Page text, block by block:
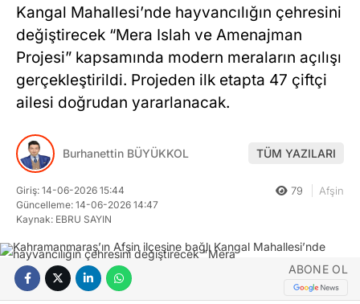
Kangal Mahallesi’nde hayvancılığın çehresini
değiştirecek “Mera Islah ve Amenajman
Projesi” kapsamında modern meraların açılışı
gerçekleştirildi. Projeden ilk etapta 47 çiftçi
ailesi doğrudan yararlanacak.
Burhanettin BÜYÜKKOL TÜM YAZILARI
Giriş: 14-06-2026 15:44
Güncelleme: 14-06-2026 14:47
Kaynak: EBRU SAYIN
79 Afşin
ABONE OL